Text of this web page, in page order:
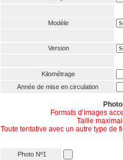
Modèle
Version
Kilométrage
Année de mise en circulation
Formats d’images
Taille
Toute tentative avec un autre type de
Photo Nº1